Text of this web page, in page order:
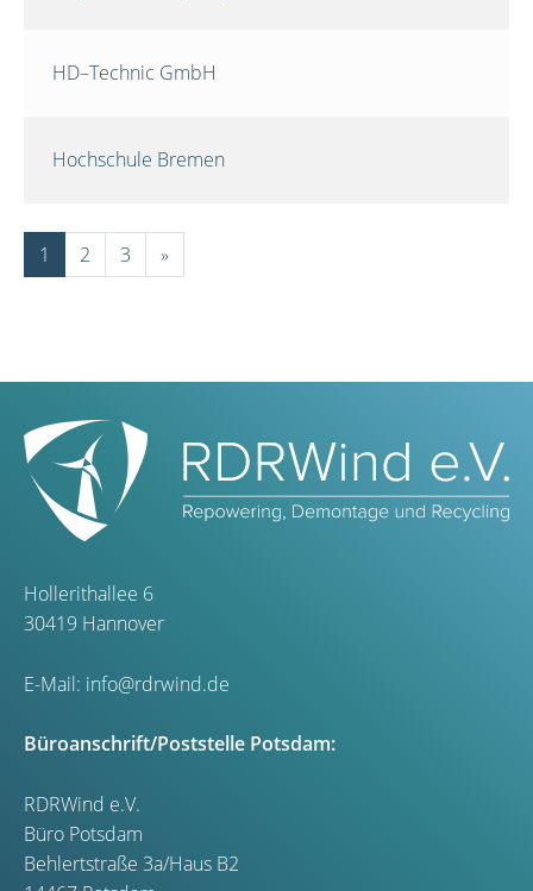
HD–Technic GmbH
Hochschule Bremen
1 2 3 »
Hollerithallee 6
30419 Hannover
E-Mail: info@rdrwind.de
Büroanschrift/Poststelle Potsdam:
RDRWind e.V.
Büro Potsdam
Behlertstraße 3a/Haus B2